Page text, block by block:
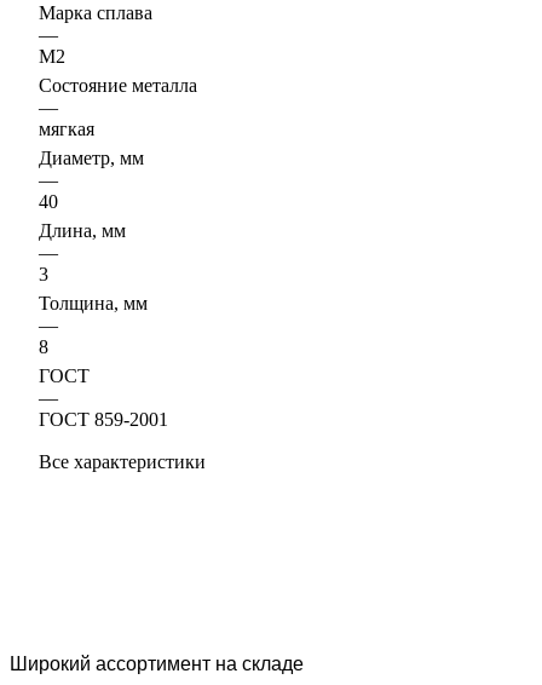
Марка сплава
—
М2
Состояние металла
—
мягкая
Диаметр, мм
—
40
Длина, мм
—
3
Толщина, мм
—
8
ГОСТ
—
ГОСТ 859-2001
Все характеристики
Широкий ассортимент на складе